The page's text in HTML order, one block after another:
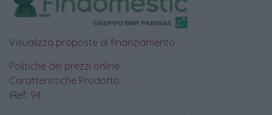
Visualizza proposte di finanziamento
Politiche dei prezzi online
Caratteristiche Prodotto
iRef: 94